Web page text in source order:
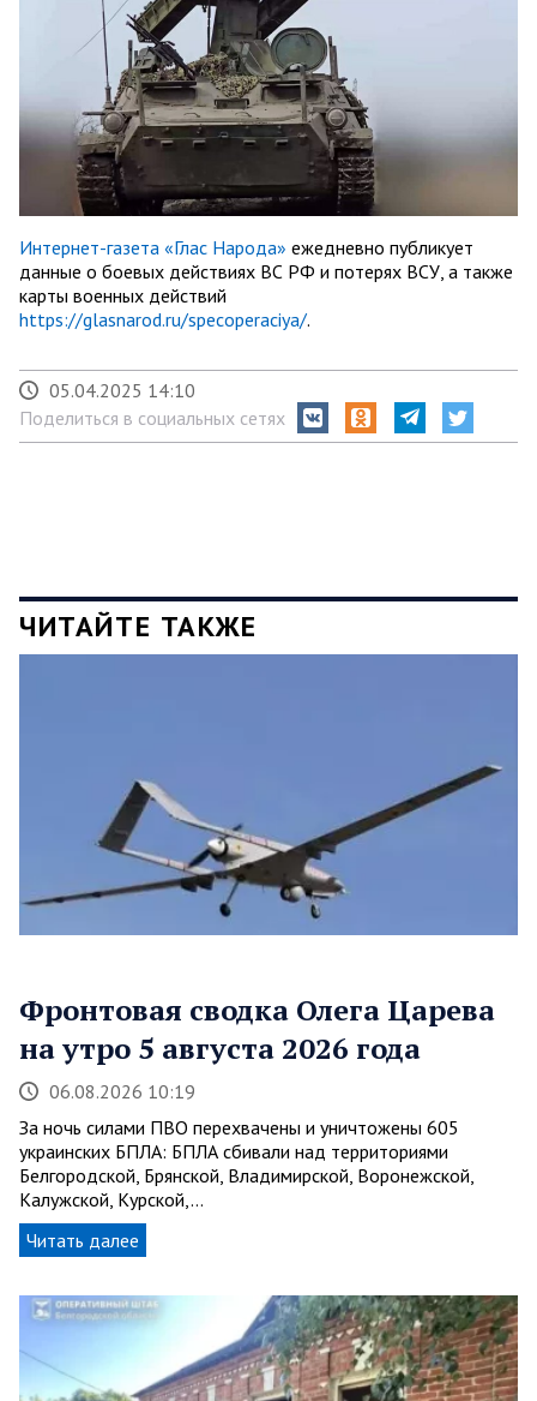
Интернет-газета «Глас Народа» ежедневно публикует
данные о боевых действиях ВС РФ и потерях ВСУ, а также
карты военных действий
https://glasnarod.ru/specoperaciya/.
05.04.2025 14:10
Поделиться в социальных сетях
ЧИТАЙТЕ ТАКЖЕ
Фронтовая сводка Олега Царева
на утро 5 августа 2026 года
06.08.2026 10:19
За ночь силами ПВО перехвачены и уничтожены 605
украинских БПЛА: БПЛА сбивали над территориями
Белгородской, Брянской, Владимирской, Воронежской,
Калужской, Курской,…
Читать далее